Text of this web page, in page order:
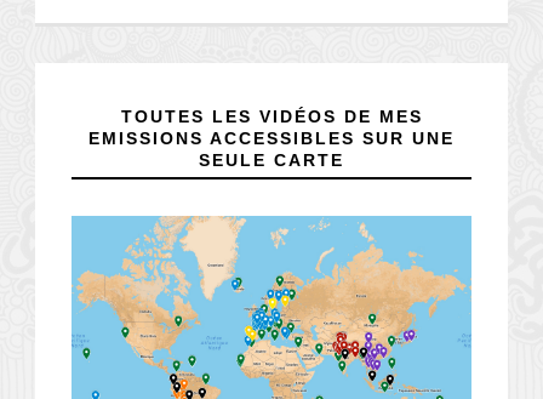
TOUTES LES VIDÉOS DE MES
EMISSIONS ACCESSIBLES SUR UNE
SEULE CARTE